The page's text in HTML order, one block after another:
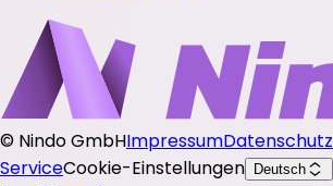
© Nindo GmbHImpressumDatenschutz
ServiceCookie-Einstellungen Deutsch